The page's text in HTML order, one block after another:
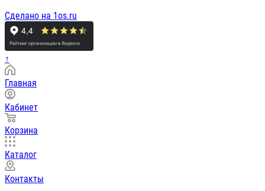
Сделано на 1os.ru
↑
Главная
Кабинет
Корзина
Каталог
Контакты